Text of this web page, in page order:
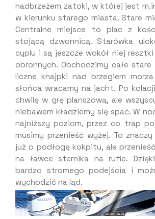
nadbrzeżem zatoki, w której jest
w kierunku starego miasta. Stare
Centralne miejsce to plac z
stojącą dzwonnicą. Starówka
cyplu i są jeszcze wokół niej
obronnych. Obchodzimy całe
liczne knajpki nad brzegiem
słońca wracamy na jacht. Po
chwilę w grę planszową, ale
niebawem kładziemy się spać. W
najniższy poziom, przez co trap
musimy przenieść wyżej. To
już o podłogę kokpitu, ale
na ławce sternika na rufie.
bardzo stromego podejścia i
wychodzić na ląd.